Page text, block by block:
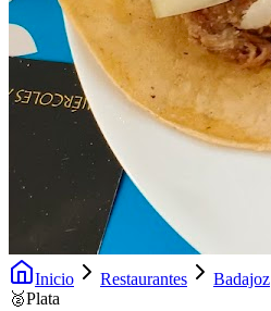
Inicio Restaurantes Badajoz
🥈Plata